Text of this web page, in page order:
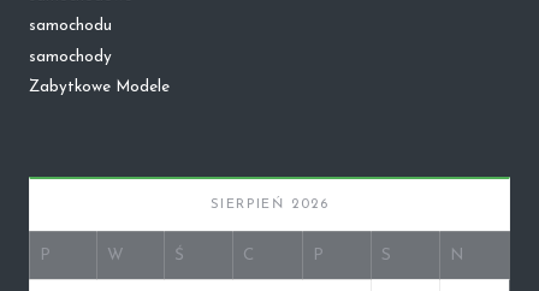
samochodu
samochody
Zabytkowe Modele
SIERPIEŃ 2026
P W Ś C P S N